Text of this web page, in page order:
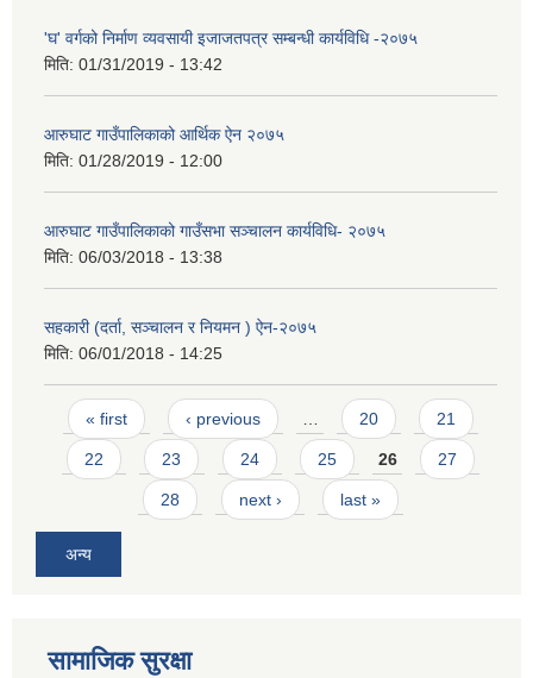
'घ' वर्गको निर्माण व्यवसायी इजाजतपत्र सम्बन्धी कार्यविधि -२०७५
मिति: 01/31/2019 - 13:42
आरुघाट गाउँपालिकाको आर्थिक ऐन २०७५
मिति: 01/28/2019 - 12:00
आरुघाट गाउँपालिकाको गाउँसभा सञ्चालन कार्यविधि- २०७५
मिति: 06/03/2018 - 13:38
सहकारी (दर्ता, सञ्चालन र नियमन ) ऐन-२०७५
मिति: 06/01/2018 - 14:25
Pages
« first ‹ previous 20 21
22 23 24 25 26 27
28 next › last »
अन्य
सामाजिक सुरक्षा